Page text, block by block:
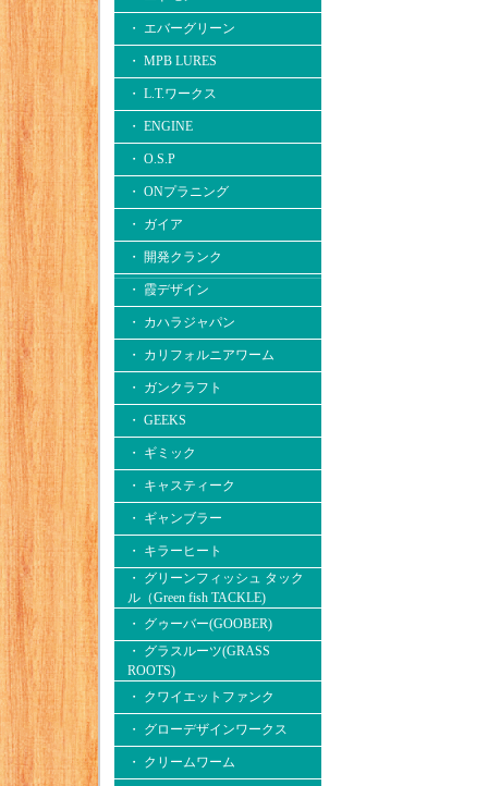
・ エバーグリーン
・ MPB LURES
・ L.T.ワークス
・ ENGINE
・ O.S.P
・ ONプラニング
・ ガイア
・ 開発クランク
・ 霞デザイン
・ カハラジャパン
・ カリフォルニアワーム
・ ガンクラフト
・ GEEKS
・ ギミック
・ キャスティーク
・ ギャンブラー
・ キラーヒート
・ グリーンフィッシュ タック
ル（Green fish TACKLE)
・ グゥーバー(GOOBER)
・ グラスルーツ(GRASS
ROOTS)
・ クワイエットファンク
・ グローデザインワークス
・ クリームワーム